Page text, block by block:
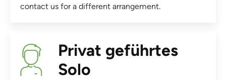
contact us for a different arrangement.
Privat geführtes
Solo